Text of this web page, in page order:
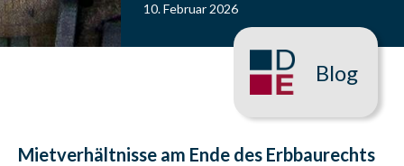
10. Februar 2026
Blog
Mietverhältnisse am Ende des Erbbaurechts